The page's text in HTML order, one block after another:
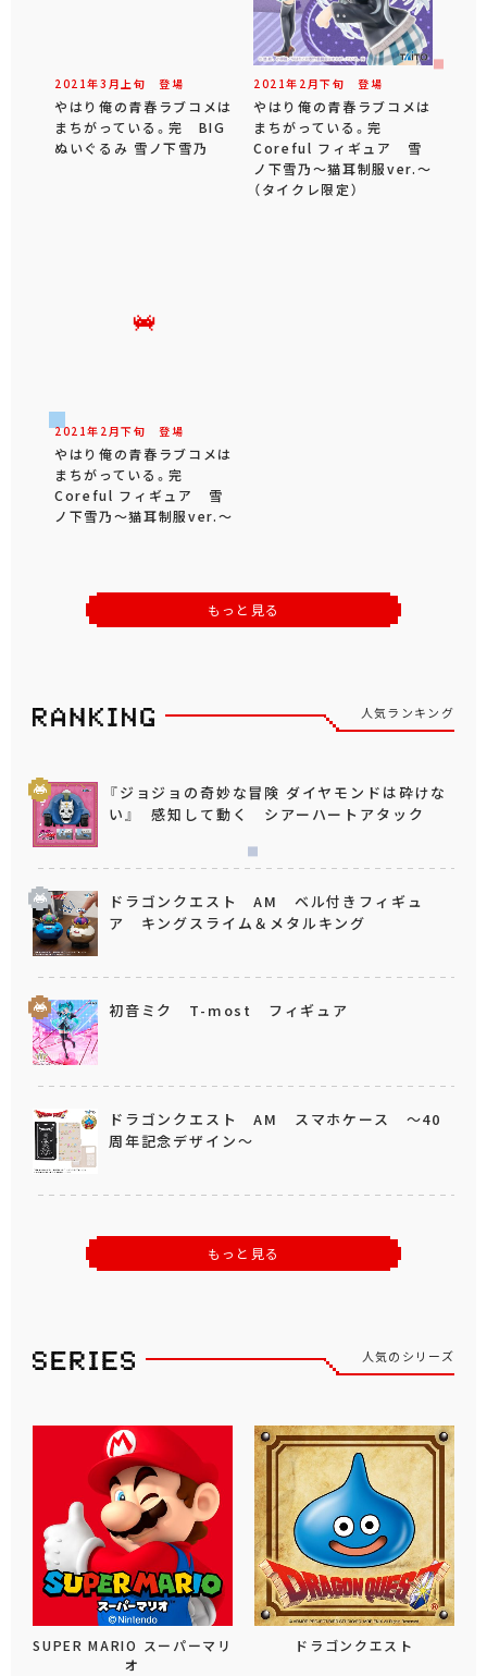
2021年3 月 上旬 登場
やはり俺の青春ラブコメは
まちがっている。完 BIG
ぬいぐるみ 雪ノ下雪乃
2021年 2 月下旬 登場
やはり俺の青春ラブコメは
まちがっている。完
Coreful フィギュア 雪
ノ下雪乃～猫耳制服ver.～
（タイクレ限定）
2021年 2 月下旬 登場
やはり俺の青春ラブコメは
まちがっている。完
Coreful フィギュア 雪
ノ下雪乃～猫耳制服ver.～
もっと見る
人気ランキング
『ジョジョの奇妙な冒険 ダイヤモンドは砕けな
い』 感知して動く シアーハートアタック
ドラゴンクエスト AM ベル付きフィギュ
ア キングスライム＆メタルキング
初音ミク T-most フィギュア
ドラゴンクエスト AM スマホケース ～40
周年記念デザイン～
もっと見る
人気のシリーズ
SUPER MARIO スーパーマリ
オ
ドラゴンクエスト